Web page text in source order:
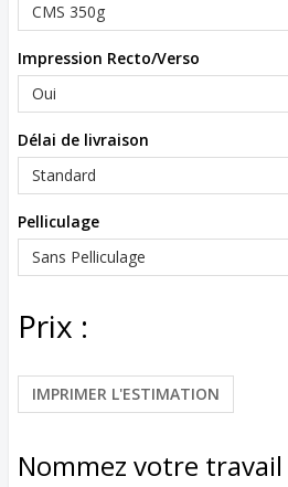
Impression Recto/Verso
Délai de livraison
Pelliculage
Prix :
IMPRIMER L'ESTIMATION
Nommez votre travail